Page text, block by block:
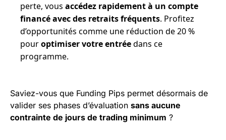
perte, vous accédez rapidement à un compte
financé avec des retraits fréquents. Profitez
d’opportunités comme une réduction de 20 %
pouroptimiser votre entréedans ce
programme.
Saviez-vous que Funding Pips permet désormais de
valider ses phases d’évaluation sans aucune
contrainte de jours de trading minimum ?